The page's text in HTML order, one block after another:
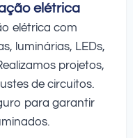
elétrica
elétrica com
luminárias, LEDs,
projetos,
de circuitos.
para garantir